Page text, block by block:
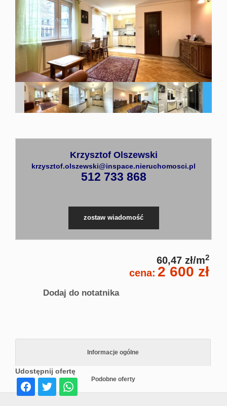
Oferta
Domy
Krzysztof Olszewski
krzysztof.olszewski@inspace.nieruchomosci.pl
512 733 868
zostaw wiadomość
60,47 zł/m2
cena: 2 600 zł
Dodaj do notatnika
Udostępnij ofertę
Informacje ogólne
Podobne oferty